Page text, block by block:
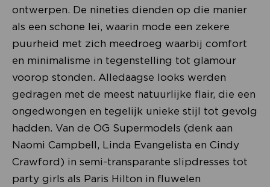
ontwerpen. De nineties dienden op die manier
als een schone lei, waarin mode een zekere
puurheid met zich meedroeg waarbij comfort
en minimalisme in tegenstelling tot glamour
voorop stonden. Alledaagse looks werden
gedragen met de meest natuurlijke flair, die een
ongedwongen en tegelijk unieke stijl tot gevolg
hadden. Van de OG Supermodels (denk aan
Naomi Campbell, Linda Evangelista en Cindy
Crawford) in semi-transparante slipdresses tot
party girls als Paris Hilton in fluwelen